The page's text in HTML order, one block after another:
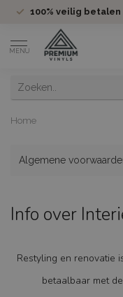
100% veilig betalen
MENU
Home
Algemene
Info over
Restyling en renovatie
betaalbaar met